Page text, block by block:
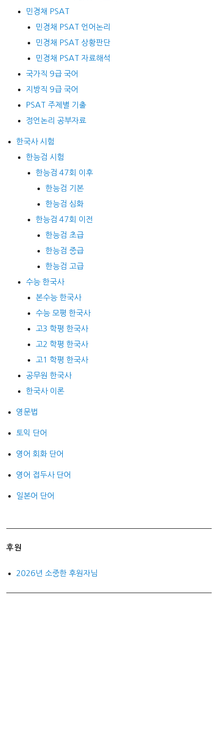
민경채 PSAT
민경채 PSAT 언어논리
민경채 PSAT 상황판단
민경채 PSAT 자료해석
국가직 9급 국어
지방직 9급 국어
PSAT 주제별 기출
정언논리 공부자료
한국사 시험
한능검 시험
한능검 47회 이후
한능검 기본
한능검 심화
한능검 47회 이전
한능검 초급
한능검 중급
한능검 고급
수능 한국사
본수능 한국사
수능 모평 한국사
고3 학평 한국사
고2 학평 한국사
고1 학평 한국사
공무원 한국사
한국사 이론
영문법
토익 단어
영어 회화 단어
영어 접두사 단어
일본어 단어
후원
2026년 소중한 후원자님